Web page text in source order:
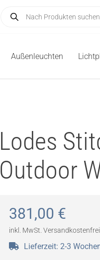
search
Außenleuchten
Lodes
Outdoor
381,00 €
inkl. MwSt. Versandkostenfrei
Lieferzeit: 2-3